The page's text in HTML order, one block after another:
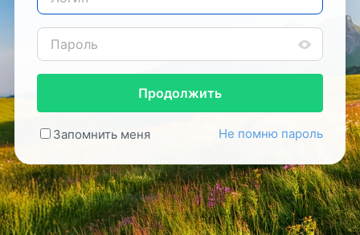
Продолжить
Запомнить меня Не помню пароль